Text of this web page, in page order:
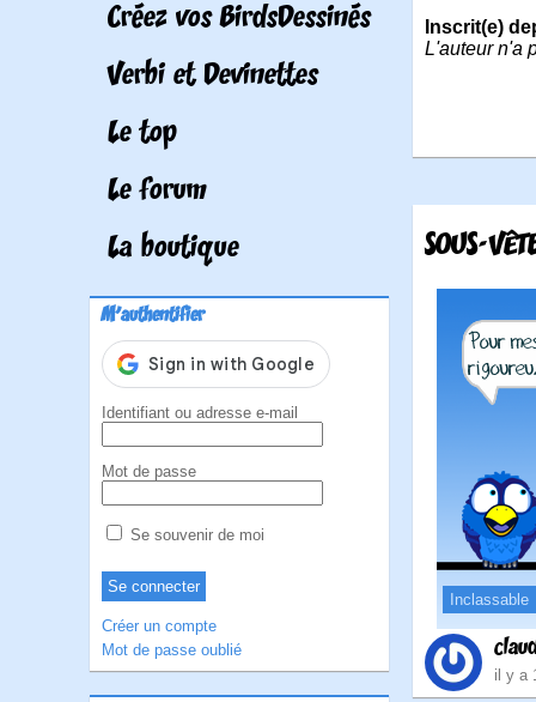
Créez vos BirdsDessinés
Verbi et Devinettes
Le top
Le forum
La boutique
M'authentifier
Identifiant ou adresse e-mail
Mot de passe
Se souvenir de moi
Créer un compte
Mot de passe oublié
Inscrit(e)
L'auteur n'a
SOUS-
Inclassable
il y a